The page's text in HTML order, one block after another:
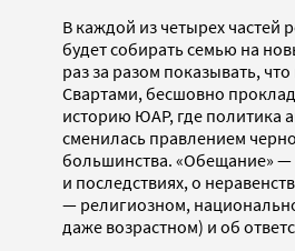
В каждой из четырех частей
будет собирать семью на
раз за разом показывать,
Свартами, бесшовно
историю ЮАР, где политика
сменилась правлением
большинства. «Обещание» —
и последствиях, о
— религиозном,
даже возрастном) и об